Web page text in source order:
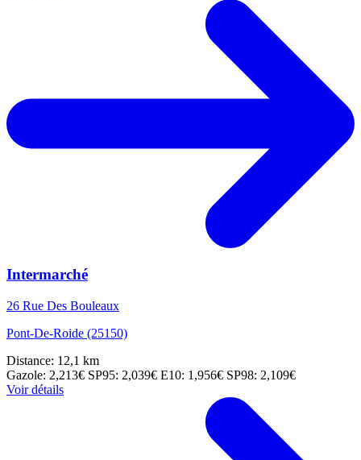
Intermarché
26 Rue Des Bouleaux
Pont-De-Roide (25150)
Distance: 12,1 km
Gazole: 2,213€ SP95: 2,039€ E10: 1,956€ SP98: 2,109€
Voir détails